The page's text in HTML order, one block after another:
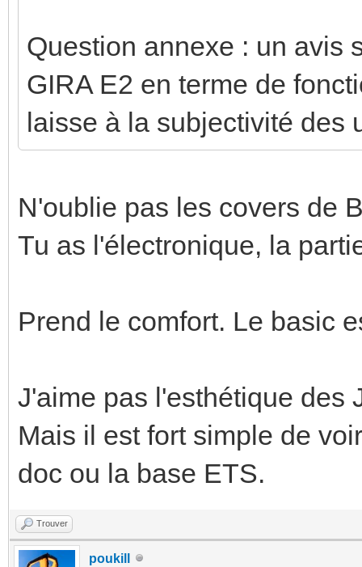
Question annexe : un avis
GIRA E2 en terme de
laisse à la subjectivité des
N'oublie pas les covers de
Tu as l'électronique, la
Prend le comfort. Le basic
J'aime pas l'esthétique des
Mais il est fort simple de
doc ou la base ETS.
Trouver
poukill